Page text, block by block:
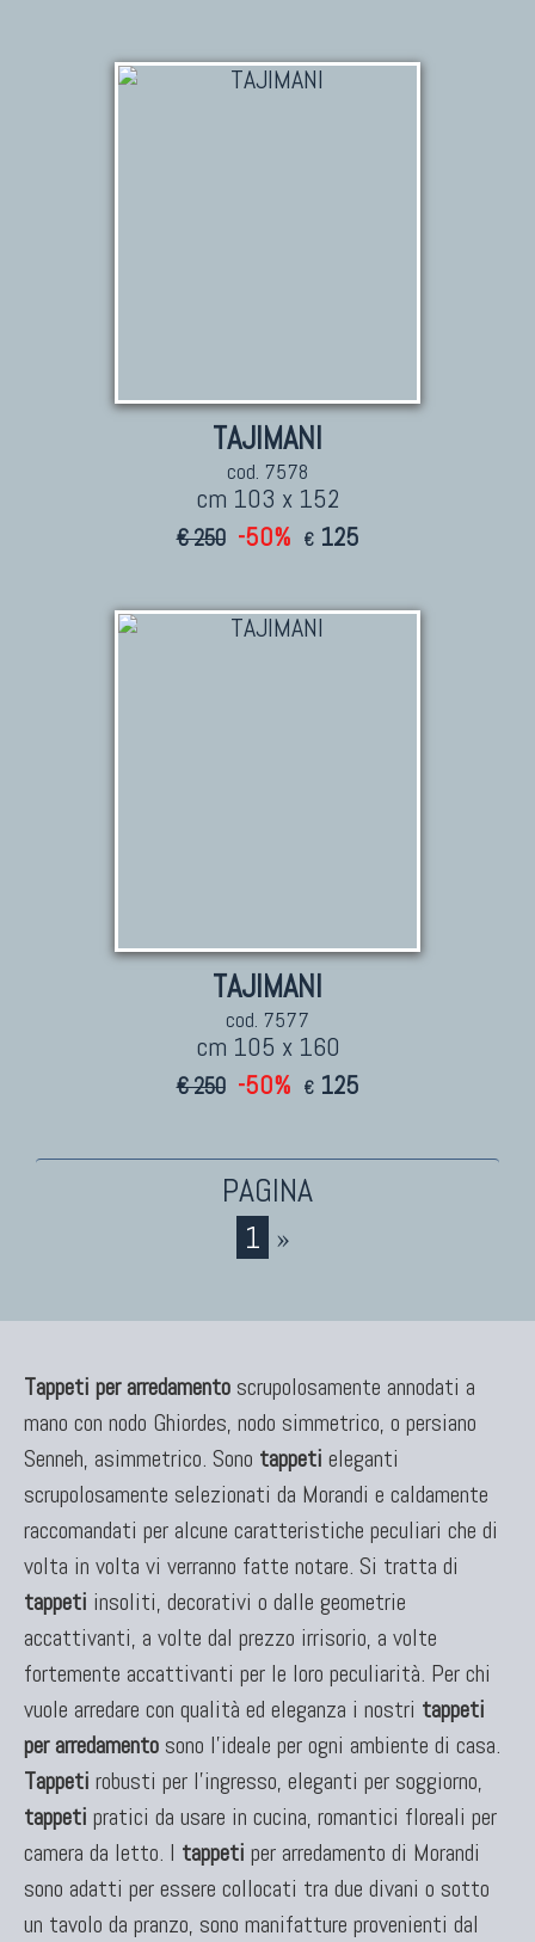
TAJIMANI
cod. 7578
cm 103 x 152
€ 250 -50% € 125
TAJIMANI
cod. 7577
cm 105 x 160
€ 250 -50% € 125
1 »
Tappeti per arredamento scrupolosamente annodati a
mano con nodo Ghiordes, nodo simmetrico, o persiano
Senneh, asimmetrico. Sono tappeti eleganti
scrupolosamente selezionati da Morandi e caldamente
raccomandati per alcune caratteristiche peculiari che di
volta in volta vi verranno fatte notare. Si tratta di
tappeti insoliti, decorativi o dalle geometrie
accattivanti, a volte dal prezzo irrisorio, a volte
fortemente accattivanti per le loro peculiarità. Per chi
vuole arredare con qualità ed eleganza i nostri tappeti
per arredamento sono l'ideale per ogni ambiente di casa.
Tappeti robusti per l'ingresso, eleganti per soggiorno,
tappeti pratici da usare in cucina, romantici floreali per
camera da letto. I tappeti per arredamento di Morandi
sono adatti per essere collocati tra due divani o sotto
un tavolo da pranzo, sono manifatture provenienti dal